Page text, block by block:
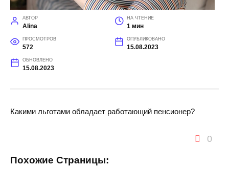
АВТОР
Alina
НА ЧТЕНИЕ
1 мин
ПРОСМОТРОВ
572
ОПУБЛИКОВАНО
15.08.2023
ОБНОВЛЕНО
15.08.2023
Какими льготами обладает работающий пенсионер?
0
Похожие Страницы: